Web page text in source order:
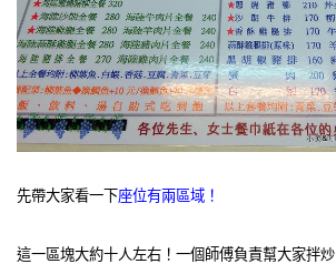
先帶大家看一下座位有兩區域！
這一區塊大約十人左右！一個師傅負責幫大家拌炒